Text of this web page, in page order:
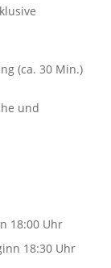
(ca. 30 Min.)
und
18:00 Uhr
18:30 Uhr